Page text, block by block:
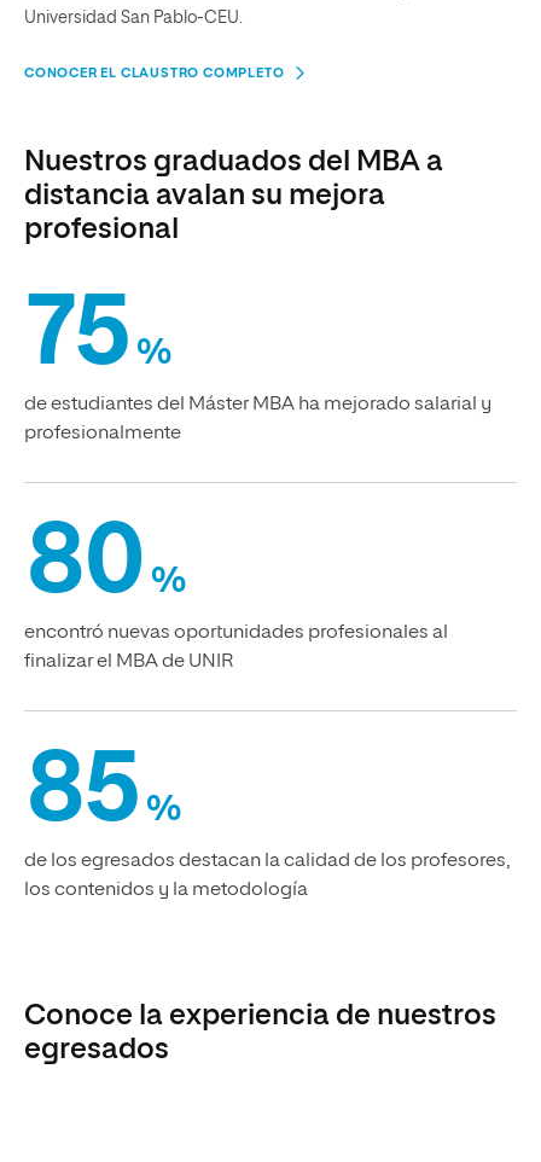
Universidad San Pablo-CEU.
CONOCER EL CLAUSTRO COMPLETO
Nuestros graduados del MBA a
distancia avalan su mejora
profesional
75 %
de estudiantes del Máster MBA ha mejorado salarial y
profesionalmente
80 %
encontró nuevas oportunidades profesionales al
finalizar el MBA de UNIR
85 %
de los egresados destacan la calidad de los profesores,
los contenidos y la metodología
Conoce la experiencia de nuestros
egresados